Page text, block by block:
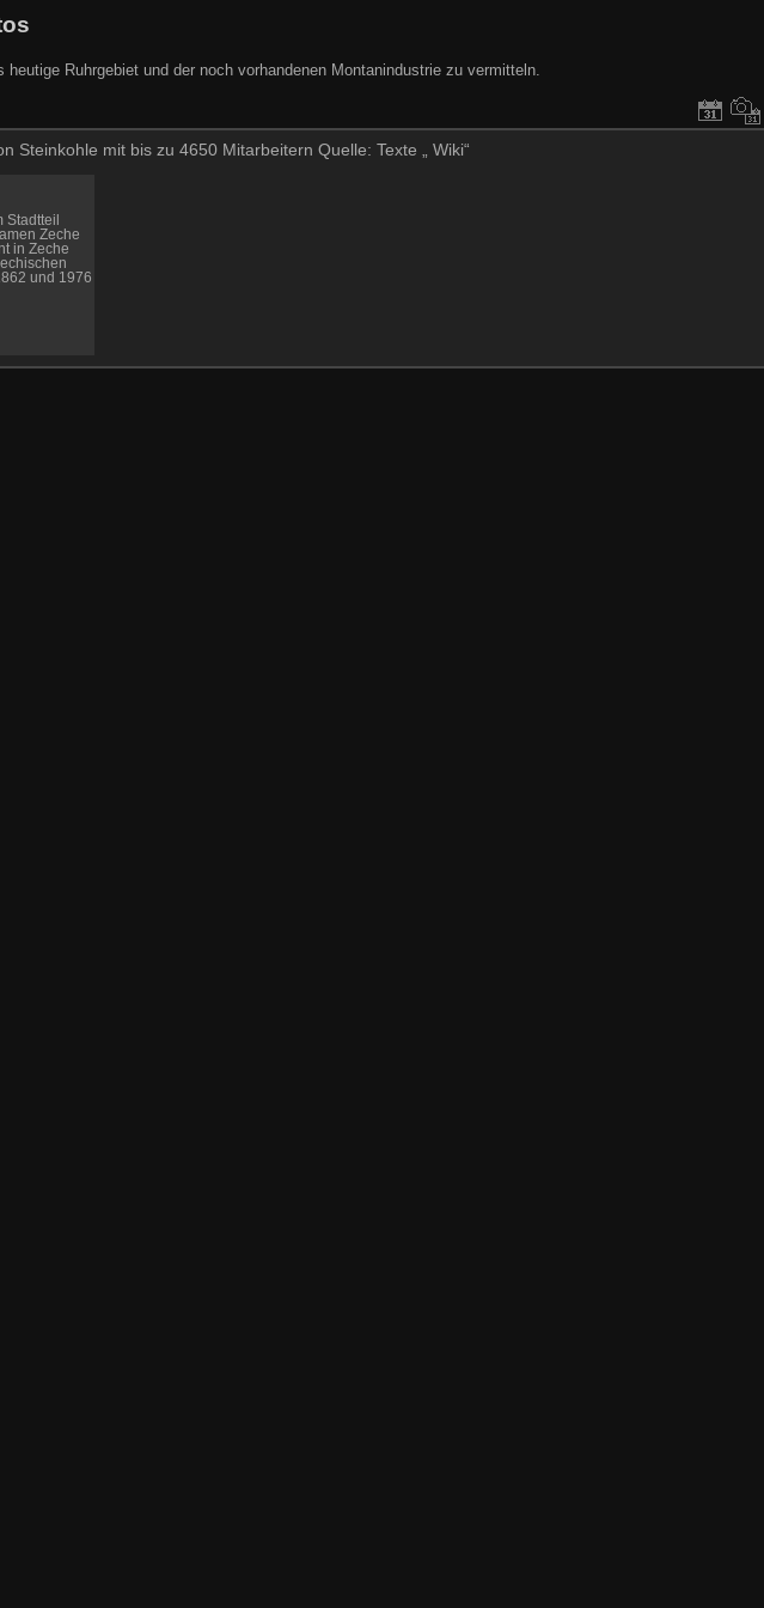
Ruhrgebiet und der noch vorhandenen Montanindustrie zu vermitteln.
Steinkohle mit bis zu 4650 Mitarbeitern Quelle: Texte „ Wiki“
Stadtteil
Zeche
in Zeche
und 1976